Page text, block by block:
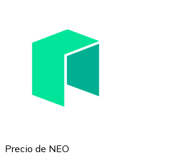
Ethereum
Precio de NEO